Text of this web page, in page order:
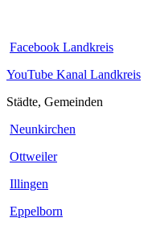
Facebook Landkreis
YouTube Kanal Landkreis
Städte, Gemeinden
Neunkirchen
Ottweiler
Illingen
Eppelborn